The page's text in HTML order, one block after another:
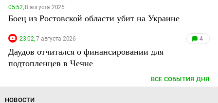
05:52,8 августа 2026
Боец из Ростовской области убит на Украине
23:02,7 августа 2026 4
Даудов отчитался о финансировании для
подтопленцев в Чечне
ВСЕ СОБЫТИЯ ДНЯ
НОВОСТИ